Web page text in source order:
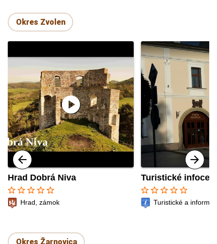
Okres Zvolen
play_circle
Hrad Dobrá Niva
star_border star_border star_border star_border star_border
Hrad, zámok
Turistické
star_border star_border star_border star_border star_border
Turistické a
Okres Žarnovica